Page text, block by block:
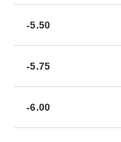
-5.50
-5.75
-6.00